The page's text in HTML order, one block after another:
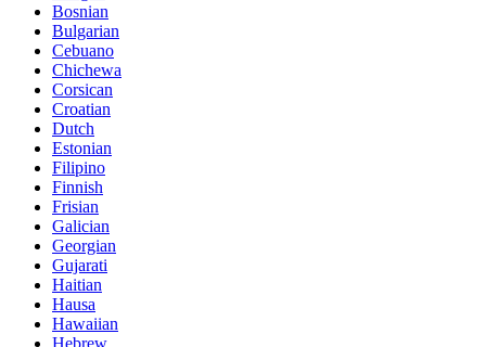
Bosnian
Bulgarian
Cebuano
Chichewa
Corsican
Croatian
Dutch
Estonian
Filipino
Finnish
Frisian
Galician
Georgian
Gujarati
Haitian
Hausa
Hawaiian